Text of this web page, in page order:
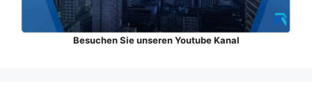
Besuchen Sie unseren Youtube Kanal